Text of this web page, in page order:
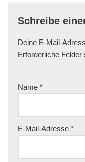
Schreibe
Deine E-Mail-
Erforderliche Felder
Name *
E-Mail-Adresse *